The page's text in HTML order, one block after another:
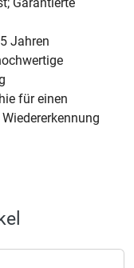
Jahren
für einen